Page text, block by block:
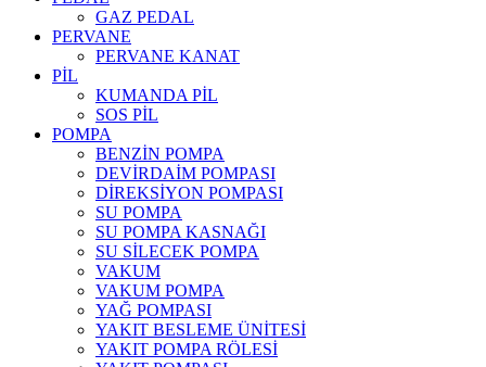
GAZ PEDAL
PERVANE
PERVANE KANAT
PİL
KUMANDA PİL
SOS PİL
POMPA
BENZİN POMPA
DEVİRDAİM POMPASI
DİREKSİYON POMPASI
SU POMPA
SU POMPA KASNAĞI
SU SİLECEK POMPA
VAKUM
VAKUM POMPA
YAĞ POMPASI
YAKIT BESLEME ÜNİTESİ
YAKIT POMPA RÖLESİ